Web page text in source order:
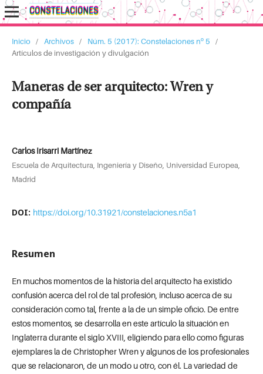
Inicio / Archivos / Núm. 5 (2017): Constelaciones nº 5
/
Artículos de investigación y divulgación
Maneras de ser arquitecto: Wren y
compañía
Carlos Irisarri Martínez
Escuela de Arquitectura, Ingeniería y Diseño, Universidad Europea,
Madrid
DOI: https://doi.org/10.31921/constelaciones.n5a1
Resumen
En muchos momentos de la historia del arquitecto ha existido
confusión acerca del rol de tal profesión, incluso acerca de su
consideración como tal, frente a la de un simple oficio. De entre
estos momentos, se desarrolla en este artículo la situación en
Inglaterra durante el siglo XVIII, eligiendo para ello como figuras
ejemplares la de Christopher Wren y algunos de los profesionales
que se relacionaron, de un modo u otro, con él. La variedad de